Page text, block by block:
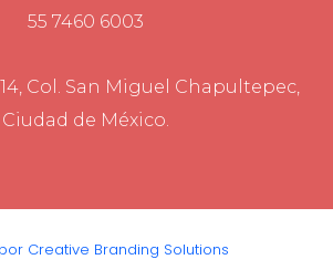
55 7460 6003
Col. San Miguel Chapultepec,
Ciudad de México.
Creative Branding Solutions